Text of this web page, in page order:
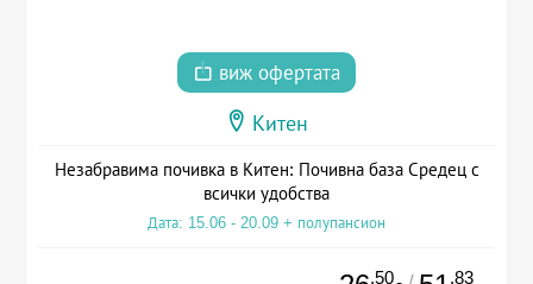
виж офертата
Китен
Незабравима почивка в Китен: Почивна база Средец с
всички удобства
Дата: 15.06 - 20.09 + полупансион
.50 .83